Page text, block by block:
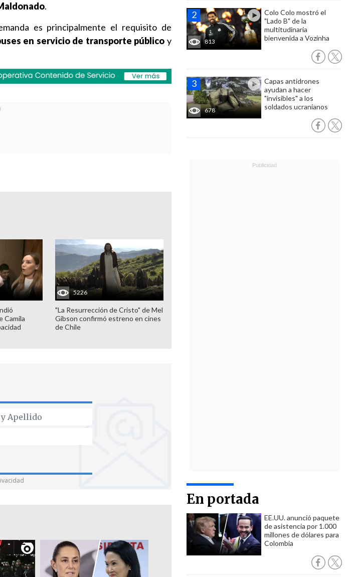
813
Colo Colo mostró el
"Lado B" de la
multitudinaria
bienvenida a Vozinha
678
Capas antidrones
ayudan a hacer
"invisibles" a los
soldados ucranianos
En portada
EE.UU. anunció paquete
de asistencia por 1.000
millones de dólares para
Colombia
.
es principalmente el requisito de
en servicio de transporte público y
Camila
5226
"La Resurrección de Cristo" de Mel
Gibson confirmó estreno en cines
de Chile